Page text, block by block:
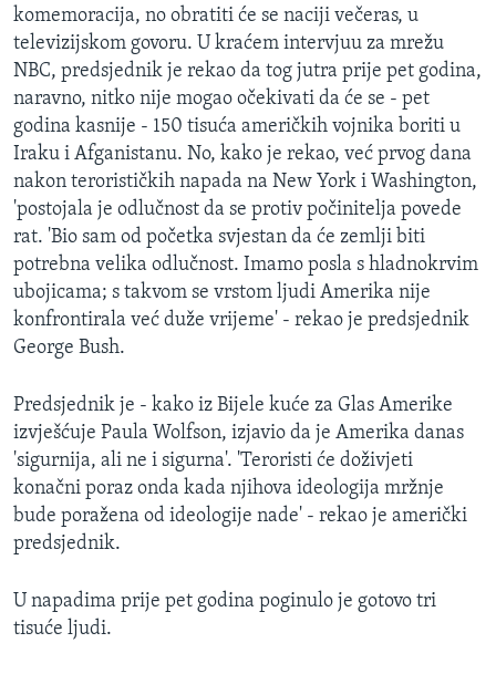
komemoracija, no obratiti će se naciji večeras, u
televizijskom govoru. U kraćem intervjuu za mrežu
NBC, predsjednik je rekao da tog jutra prije pet godina,
naravno, nitko nije mogao očekivati da će se - pet
godina kasnije - 150 tisuća američkih vojnika boriti u
Iraku i Afganistanu. No, kako je rekao, već prvog dana
nakon terorističkih napada na New York i Washington,
'postojala je odlučnost da se protiv počinitelja povede
rat. 'Bio sam od početka svjestan da će zemlji biti
potrebna velika odlučnost. Imamo posla s hladnokrvim
ubojicama; s takvom se vrstom ljudi Amerika nije
konfrontirala već duže vrijeme' - rekao je predsjednik
George Bush.
Predsjednik je - kako iz Bijele kuće za Glas Amerike
izvješćuje Paula Wolfson, izjavio da je Amerika danas
'sigurnija, ali ne i sigurna'. 'Teroristi će doživjeti
konačni poraz onda kada njihova ideologija mržnje
bude poražena od ideologije nade' - rekao je američki
predsjednik.
U napadima prije pet godina poginulo je gotovo tri
tisuće ljudi.